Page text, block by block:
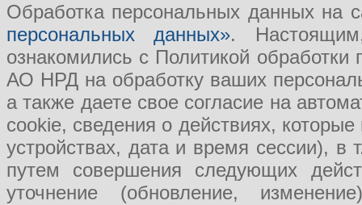
Обработка персональных данных на
персональных данных».
ознакомились с Политикой
АО НРД на обработку ваших
а также даете свое согласие на
cookie, сведения о действиях,
устройствах, дата и время сессии), в
путем совершения следующих
уточнение (обновление,